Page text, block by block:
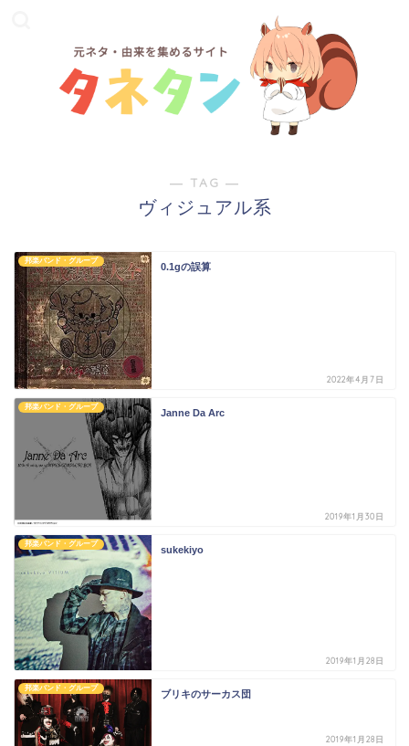
― TAG ―
ヴィジュアル系
邦楽バンド・グループ
0.1gの誤算
2022年4月7日
邦楽バンド・グループ
Janne Da Arc
2019年1月30日
邦楽バンド・グループ
sukekiyo
2019年1月28日
邦楽バンド・グループ
ブリキのサーカス団
2019年1月28日